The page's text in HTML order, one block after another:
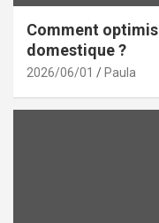
Comment
domestique ?
2026/06/01 Paula